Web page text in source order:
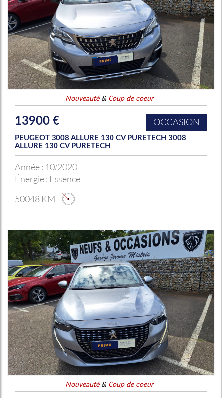
Nouveauté& Coup de coeur
13900 € OCCASION
PEUGEOT 3008 ALLURE 130 CV PURETECH 3008
ALLURE 130 CV PURETECH
Année : 10/2020
Énergie : Essence
50048 KM
Nouveauté& Coup de coeur